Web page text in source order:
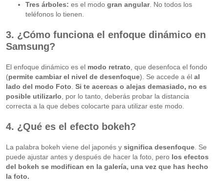
Tres árboles: es el modogran angular. No todos los
teléfonos lo tienen.
3. ¿Cómo funciona el enfoque dinámico en
Samsung?
El enfoque dinámico es el modo retrato, que desenfoca el fondo
(permite cambiar el nivel de desenfoque). Se accede a él al
lado del modo Foto. Si te acercas o alejas demasiado, no es
posible utilizarlo, por lo tanto, deberás probar la distancia
correcta a la que debes colocarte para utilizar este modo.
4. ¿Qué es el efecto bokeh?
La palabra bokeh viene del japonés ysignifica desenfoque. Se
puede ajustar antes y después de hacer la foto, perolos efectos
del bokeh se modifican en la galería, una vez que has hecho
la foto.